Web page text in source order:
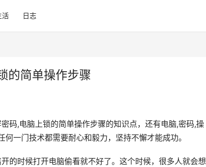
活 日志
的简单操作步骤
码,电脑上锁的简单操作步骤的知识点，还有电脑,密码,操
一门技术都需要耐心和毅力，坚持不懈才能成功。
的时候打开电脑偷看就不好了。这个时候，很多人就会想